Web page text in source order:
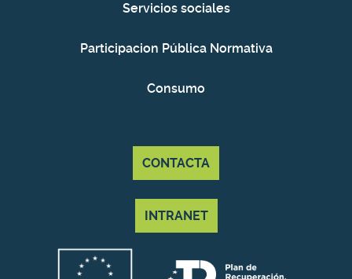
Servicios sociales
Participacion Pública Normativa
Consumo
CONTACTA
INTRANET